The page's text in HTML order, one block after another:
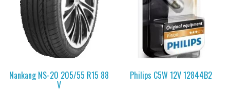
Nankang NS-20 205/55 R15 88
V
Philips C5W 12V 12844B2